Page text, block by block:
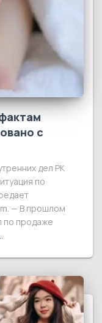
с
дел РК
по
— В прошлом
по продаже